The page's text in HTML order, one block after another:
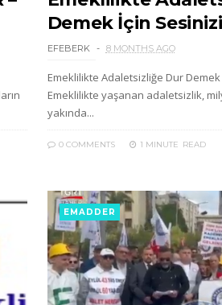
Demek İçin
EFEBERK 8 MONTHS AGO
Emeklilikte Adaletsizliğe Dur
Emeklilikte yaşanan adaletsizlik,
yakında...
0 COMMENTS 1 MINUTE READ
EMADDER